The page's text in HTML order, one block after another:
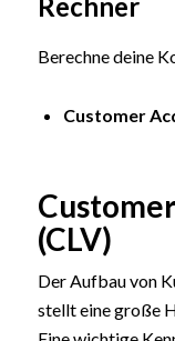
Berechne deine
Customer
(CLV)
Der Aufbau von
stellt eine große